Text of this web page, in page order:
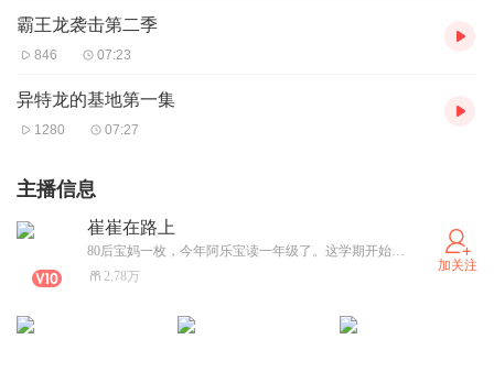
霸王龙袭击第二季
846 07:23
异特龙的基地第一集
1280 07:27
主播信息
崔崔在路上
80后宝妈一枚，今年阿乐宝读一年级了。这学期开始，准备带着他先把一年级必读书目全部过一遍。欢迎大家来听。
2.78万
加关注